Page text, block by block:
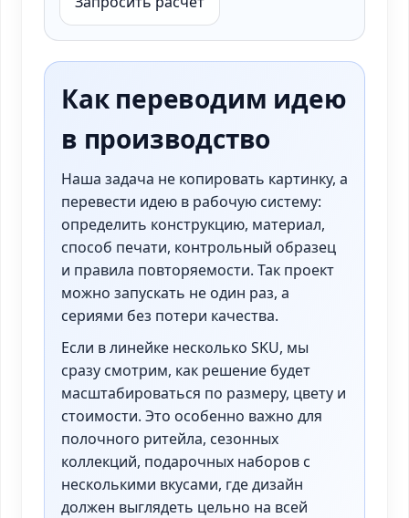
Как переводим идею
в производство
Наша задача не копировать картинку, а
перевести идею в рабочую систему:
определить конструкцию, материал,
способ печати, контрольный образец
и правила повторяемости. Так проект
можно запускать не один раз, а
сериями без потери качества.
Если в линейке несколько SKU, мы
сразу смотрим, как решение будет
масштабироваться по размеру, цвету и
стоимости. Это особенно важно для
полочного ритейла, сезонных
коллекций, подарочных наборов с
несколькими вкусами, где дизайн
должен выглядеть цельно на всей